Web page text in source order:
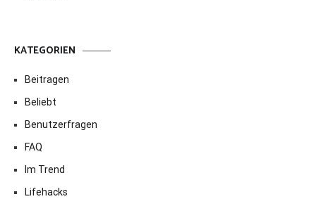
KATEGORIEN
Beitragen
Beliebt
Benutzerfragen
FAQ
Im Trend
Lifehacks